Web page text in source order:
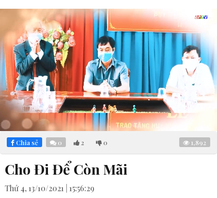
Mute Loaded :
4.56%
Chia sẻ 0 2 0 1,892
Cho Đi Để Còn Mãi
Thứ 4, 13/10/2021 | 15:56:29